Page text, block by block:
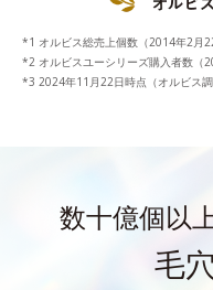
オルビス総売上個数（2014年2月
オルビスユーシリーズ購入者数（
2024年11月22日時点（オルビス
数十億個以
毛